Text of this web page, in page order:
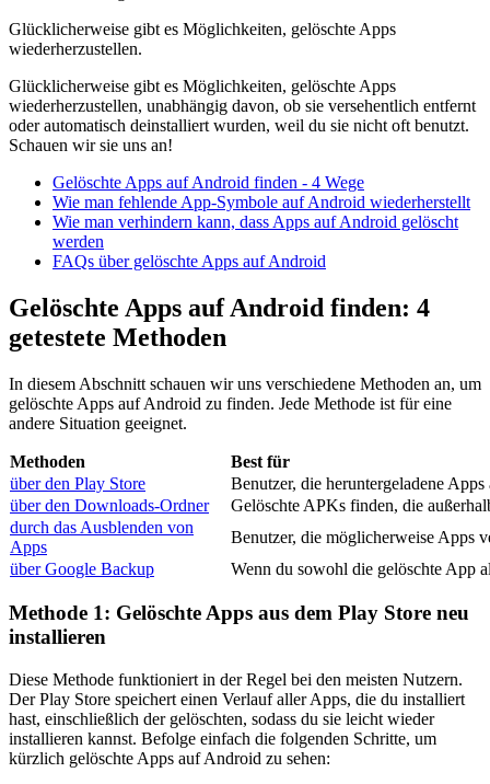
Glücklicherweise gibt es Möglichkeiten, gelöschte Apps
wiederherzustellen.
Glücklicherweise gibt es Möglichkeiten, gelöschte Apps
wiederherzustellen, unabhängig davon, ob sie versehentlich entfernt
oder automatisch deinstalliert wurden, weil du sie nicht oft benutzt.
Schauen wir sie uns an!
Gelöschte Apps auf Android finden - 4 Wege
Wie man fehlende App-Symbole auf Android wiederherstellt
Wie man verhindern kann, dass Apps auf Android gelöscht
werden
FAQs über gelöschte Apps auf Android
Gelöschte Apps auf Android finden: 4
getestete Methoden
In diesem Abschnitt schauen wir uns verschiedene Methoden an, um
gelöschte Apps auf Android zu finden. Jede Methode ist für eine
andere Situation geeignet.
Methoden
Best für
über den Play Store
Benutzer, die heruntergeladene
über den Downloads-Ordner
Gelöschte APKs finden, die
durch das Ausblenden von
Apps
Benutzer, die möglicherweise Apps
über Google Backup
Wenn du sowohl die gelöschte App
Methode 1: Gelöschte Apps aus dem Play Store neu
installieren
Diese Methode funktioniert in der Regel bei den meisten Nutzern.
Der Play Store speichert einen Verlauf aller Apps, die du installiert
hast, einschließlich der gelöschten, sodass du sie leicht wieder
installieren kannst. Befolge einfach die folgenden Schritte, um
kürzlich gelöschte Apps auf Android zu sehen: